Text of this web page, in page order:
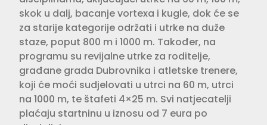
skok u dalj, bacanje vortexa i kugle, dok će se
za starije kategorije održati i utrke na duže
staze, poput 800 m i 1000 m. Također, na
programu su revijalne utrke za roditelje,
građane grada Dubrovnika i atletske trenere,
koji će moći sudjelovati u utrci na 60 m, utrci
na 1000 m, te štafeti 4×25 m. Svi natjecatelji
plaćaju startninu u iznosu od 7 eura po